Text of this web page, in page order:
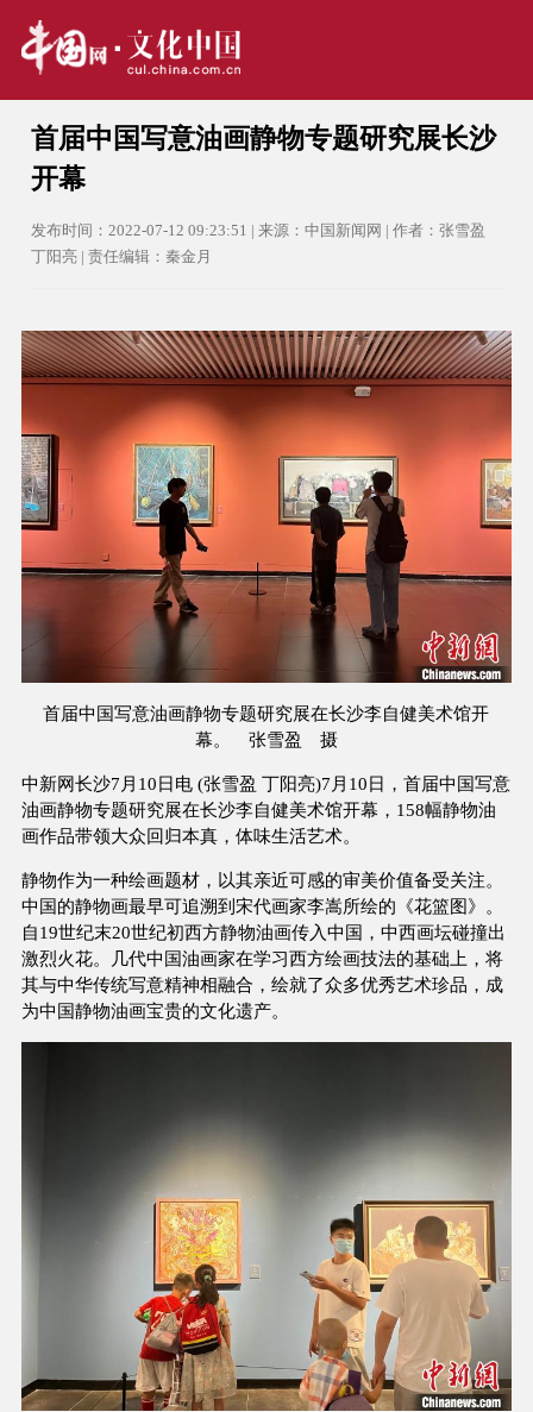
首届中国写意油画静物专题研究展长沙
开幕
发布时间：2022-07-12 09:23:51 | 来源：中国新闻网 | 作者：张雪盈
丁阳亮 | 责任编辑：秦金月
首届中国写意油画静物专题研究展在长沙李自健美术馆开
幕。 张雪盈 摄
中新网长沙7月10日电 (张雪盈 丁阳亮)7月10日，首届中国写意
油画静物专题研究展在长沙李自健美术馆开幕，158幅静物油
画作品带领大众回归本真，体味生活艺术。
静物作为一种绘画题材，以其亲近可感的审美价值备受关注。
中国的静物画最早可追溯到宋代画家李嵩所绘的《花篮图》。
自19世纪末20世纪初西方静物油画传入中国，中西画坛碰撞出
激烈火花。几代中国油画家在学习西方绘画技法的基础上，将
其与中华传统写意精神相融合，绘就了众多优秀艺术珍品，成
为中国静物油画宝贵的文化遗产。